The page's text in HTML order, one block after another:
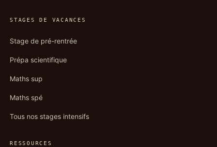
STAGES DE VACANCES
Stage de pré-rentrée
Prépa scientifique
Maths sup
Maths spé
Tous nos stages intensifs
RESSOURCES